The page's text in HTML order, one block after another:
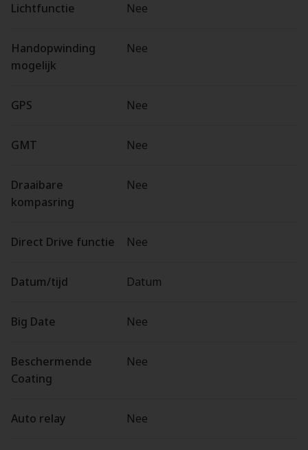
Lichtfunctie Nee
Handopwinding
mogelijk
Nee
GPS Nee
GMT Nee
Draaibare
kompasring
Nee
Direct Drive functie Nee
Datum/tijd Datum
Big Date Nee
Beschermende
Coating
Nee
Auto relay Nee